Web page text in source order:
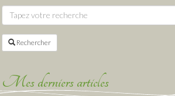
Rechercher
Mes derniers articles